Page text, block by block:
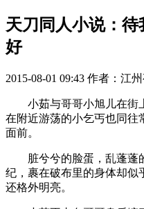
天刀同人小说：
好
2015-08-01 09:43 作者：江
小茹与哥哥小旭儿在街
在附近游荡的小乞丐也同往
面前。
脏兮兮的脸蛋，乱蓬蓬
纪，裹在破布里的身体却似
还格外明亮。